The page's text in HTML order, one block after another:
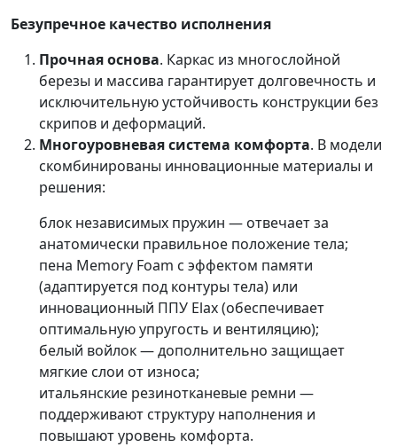
Безупречное качество исполнения
Прочная основа. Каркас из многослойной
березы и массива гарантирует долговечность и
исключительную устойчивость конструкции без
скрипов и деформаций.
Многоуровневая система комфорта. В модели
скомбинированы инновационные материалы и
решения:
блок независимых пружин — отвечает за
анатомически правильное положение тела;
пена Memory Foam с эффектом памяти
(адаптируется под контуры тела) или
инновационный ППУ Elax (обеспечивает
оптимальную упругость и вентиляцию);
белый войлок — дополнительно защищает
мягкие слои от износа;
итальянские резинотканевые ремни —
поддерживают структуру наполнения и
повышают уровень комфорта.